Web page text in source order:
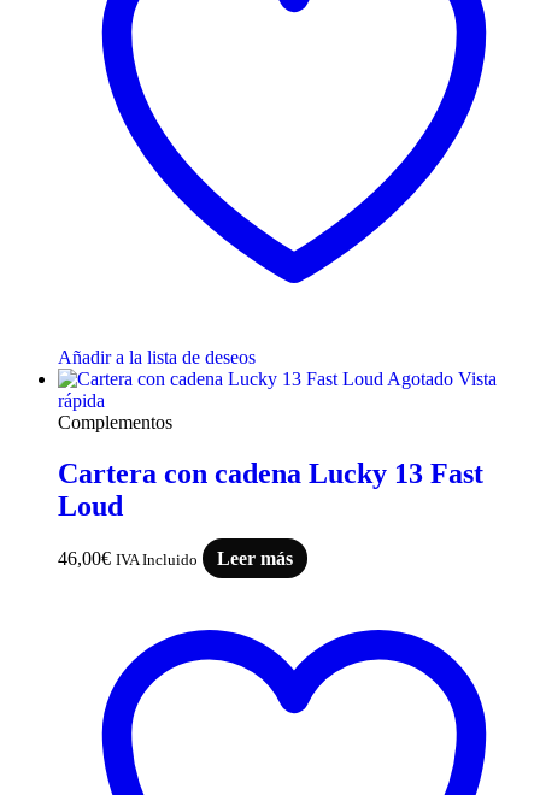
Añadir a la lista de deseos
Agotado Vista
rápida
Complementos
Cartera con cadena Lucky 13 Fast
Loud
46,00€ IVA Incluido Leer más